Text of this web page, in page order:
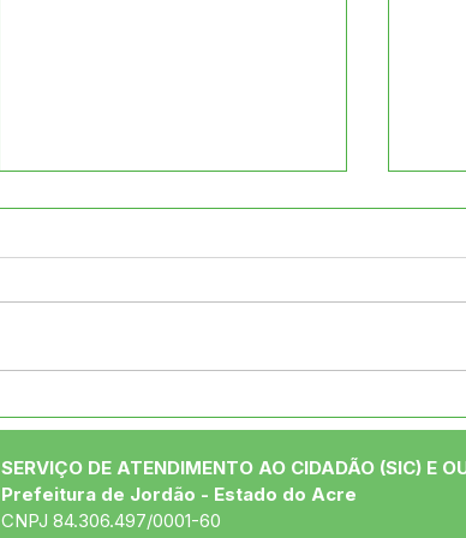
origens e celebra o talento
da juventude jordãoense
com
SERVIÇO DE ATENDIMENTO AO CIDADÃO (SIC) E
Prefeitura de Jordão - Estado do Acre
CNPJ 84.306.497/0001-60